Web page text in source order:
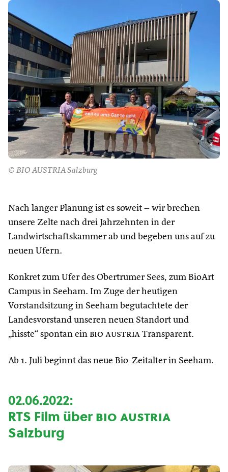
© BIO AUSTRIA Salzburg
Nach langer Planung ist es soweit – wir brechen
unsere Zelte nach drei Jahrzehnten in der
Landwirtschaftskammer ab und begeben uns auf zu
neuen Ufern.
Konkret zum Ufer des Obertrumer Sees, zum BioArt
Campus in Seeham. Im Zuge der heutigen
Vorstandsitzung in Seeham begutachtete der
Landesvorstand unseren neuen Standort und
„hisste“ spontan ein bio austria Transparent.
Ab 1. Juli beginnt das neue Bio-Zeitalter in Seeham.
02.06.2022:
RTS Film überbio austria
Salzburg